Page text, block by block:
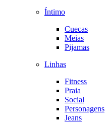
Íntimo
Cuecas
Meias
Pijamas
Linhas
Fitness
Praia
Social
Personagens
Jeans